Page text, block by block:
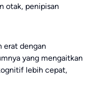
otak, penipisan
erat dengan
yang mengaitkan
lebih cepat,